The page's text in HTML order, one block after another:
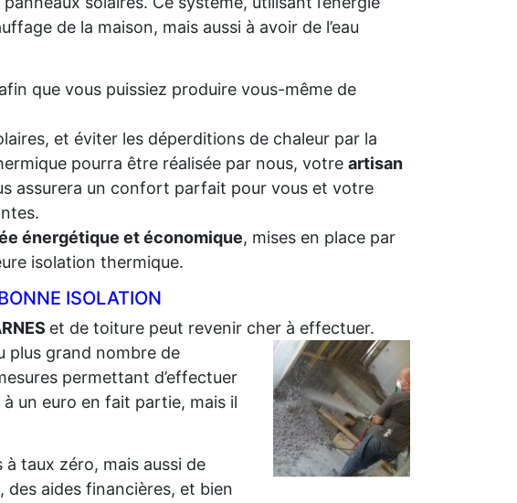
de la maison, mais aussi à avoir de l’eau
que vous puissiez produire vous-même de
et éviter les déperditions de chaleur par la
pourra être réalisée par nous, votre artisan
assurera un confort parfait pour vous et votre
énergétique et économique, mises en place par
isolation thermique.
ISOLATION
et de toiture peut revenir cher à effectuer.
plus grand nombre de
permettant d’effectuer
un euro en fait partie, mais il
taux zéro, mais aussi de
des aides financières, et bien